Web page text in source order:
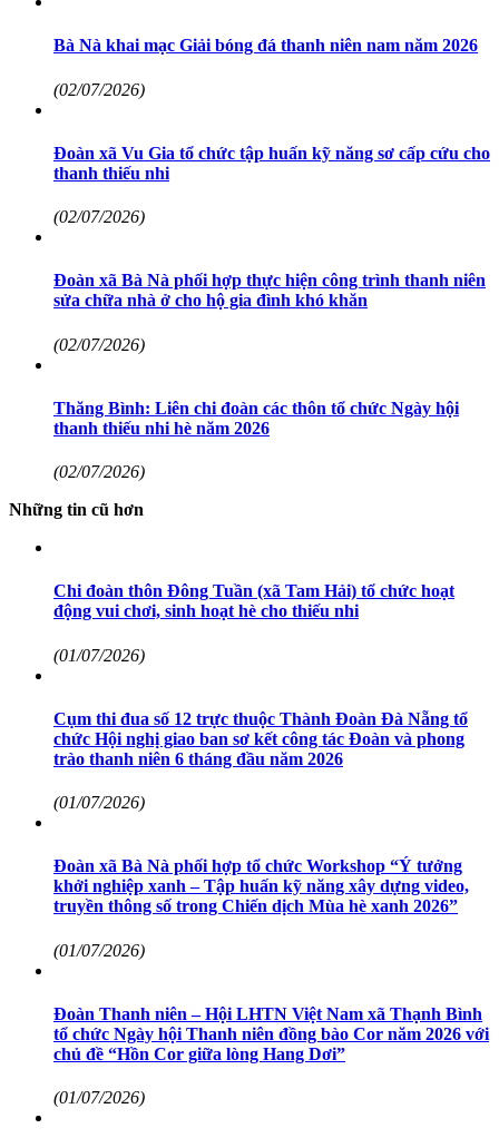
Bà Nà khai mạc Giải bóng đá thanh niên nam năm 2026
(02/07/2026)
Đoàn xã Vu Gia tổ chức tập huấn kỹ năng sơ cấp cứu cho
thanh thiếu nhi
(02/07/2026)
Đoàn xã Bà Nà phối hợp thực hiện công trình thanh niên
sửa chữa nhà ở cho hộ gia đình khó khăn
(02/07/2026)
Thăng Bình: Liên chi đoàn các thôn tổ chức Ngày hội
thanh thiếu nhi hè năm 2026
(02/07/2026)
Những tin cũ hơn
Chi đoàn thôn Đông Tuần (xã Tam Hải) tổ chức hoạt
động vui chơi, sinh hoạt hè cho thiếu nhi
(01/07/2026)
Cụm thi đua số 12 trực thuộc Thành Đoàn Đà Nẵng tổ
chức Hội nghị giao ban sơ kết công tác Đoàn và phong
trào thanh niên 6 tháng đầu năm 2026
(01/07/2026)
Đoàn xã Bà Nà phối hợp tổ chức Workshop “Ý tưởng
khởi nghiệp xanh – Tập huấn kỹ năng xây dựng video,
truyền thông số trong Chiến dịch Mùa hè xanh 2026”
(01/07/2026)
Đoàn Thanh niên – Hội LHTN Việt Nam xã Thạnh Bình
tổ chức Ngày hội Thanh niên đồng bào Cor năm 2026 với
chủ đề “Hồn Cor giữa lòng Hang Dơi”
(01/07/2026)